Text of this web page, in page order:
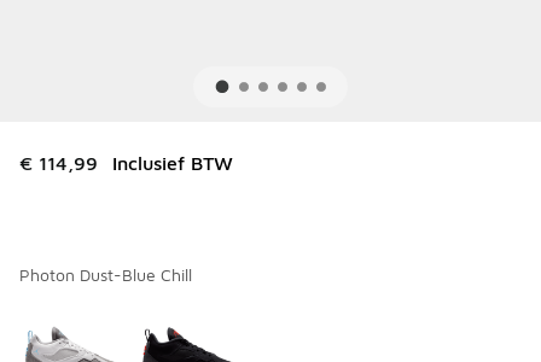
€ 114,99 Inclusief BTW
Photon Dust-Blue Chill